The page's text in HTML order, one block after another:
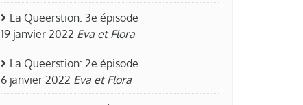
La Queerstion: 3e épisode
19 janvier 2022 Eva et Flora
La Queerstion: 2e épisode
6 janvier 2022 Eva et Flora